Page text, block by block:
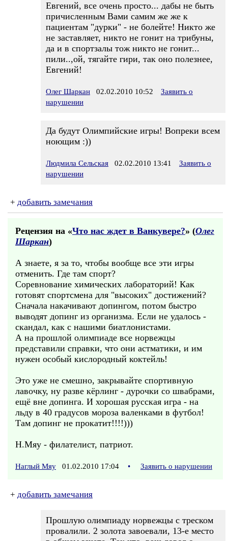
Евгений, все очень просто... дабы не быть
причисленным Вами самим же же к
пациентам "дурки" - не болейте! Никто же
не заставляет, никто не гонит на трибуны,
да и в спортзалы тож никто не гонит...
пили..,ой, тягайте гири, так оно полезнее,
Евгений!
Олег Шаркан 02.02.2010 10:52
Заявить о
нарушении
Да будут Олимпийские игры! Вопреки всем
ноющим :))
Людмила Сельская 02.02.2010 13:41
Заявить о
нарушении
+ добавить замечания
Рецензия на «Что нас ждет в Ванкувере?» (Олег
Шаркан)
А знаете, я за то, чтобы вообще все эти игры
отменить. Где там спорт?
Соревнование химических лабораторий! Как
готовят спортсмена для "высоких" достижений?
Сначала накачивают допингом, потом быстро
выводят допинг из организма. Если не удалось -
скандал, как с нашими биатлонистами.
А на прошлой олимпиаде все норвежцы
представили справки, что они астматики, и им
нужен особый кислородный коктейль!
Это уже не смешно, закрывайте спортивную
лавочку, ну разве кёрлинг - дурочки со швабрами,
ещё вне допинга. И хорошая русская игра - на
льду в 40 градусов мороза валенками в футбол!
Там допинг не прокатит!!!!)))
Н.Мяу - филателист, патриот.
Наглый Мяу 01.02.2010 17:04 • Заявить о нарушении
+ добавить замечания
Прошлую олимпиаду норвежцы с треском
провалили. 2 золота завоевали, 13-е место